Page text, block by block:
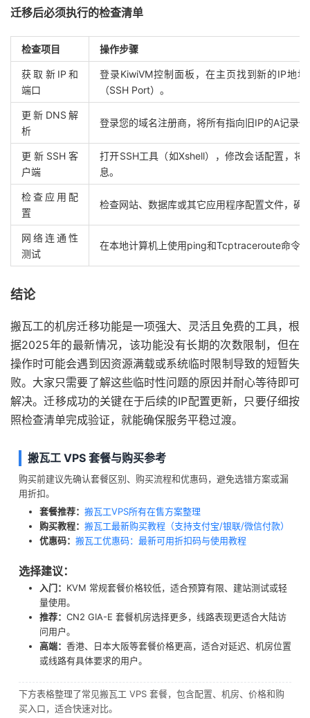
迁移后必须执行的检查清单
检查项目 操作步骤
获取新IP和
端口
登录KiwiVM控制面板，在主页找到新的IP地
（SSH Port）。
更新DNS解
析
登录您的域名注册商，将所有指向旧IP的A记录
更新SSH客
户端
打开SSH工具（如Xshell），修改会话配置，将
息。
检查应用配
置
检查网站、数据库或其它应用程序配置文件，确
网络连通性
测试
在本地计算机上使用ping和Tcptraceroute命令
结论
搬瓦工的机房迁移功能是一项强大、灵活且免费的工具，根
据2025年的最新情况，该功能没有长期的次数限制，但在
操作时可能会遇到因资源满载或系统临时限制导致的短暂失
败。大家只需要了解这些临时性问题的原因并耐心等待即可
解决。迁移成功的关键在于后续的IP配置更新，只要仔细按
照检查清单完成验证，就能确保服务平稳过渡。
搬瓦工 VPS 套餐与购买参考
购买前建议先确认套餐区别、购买流程和优惠码，避免选错方案或漏
用折扣。
套餐推荐： 搬瓦工VPS所有在售方案整理
购买教程： 搬瓦工最新购买教程（支持支付宝/银联/微信付款）
优惠码： 搬瓦工优惠码：最新可用折扣码与使用教程
选择建议：
入门： KVM 常规套餐价格较低，适合预算有限、建站测试或轻
量使用。
推荐： CN2 GIA-E 套餐机房选择更多，线路表现更适合大陆访
问用户。
高端： 香港、日本大阪等套餐价格更高，适合对延迟、机房位置
或线路有具体要求的用户。
下方表格整理了常见搬瓦工 VPS 套餐，包含配置、机房、价格和购
买入口，适合快速对比。